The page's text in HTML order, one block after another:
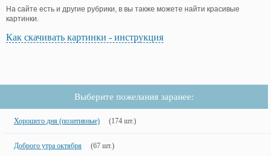
На сайте есть и другие рубрики, в вы также можете найти красивые
картинки.
Как скачивать картинки - инструкция
Выберите пожелания заранее:
Хорошего дня (позитивные) (174 шт.)
Доброго утра октября (67 шт.)